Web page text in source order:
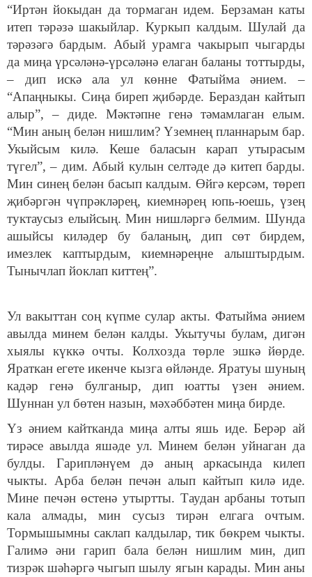
“Иртән йокыдан да тормаган идем. Берзаман каты
итеп тәрәзә шакыйлар. Куркып калдым. Шулай да
тәрәзәгә бардым. Абый урамга чакырып чыгарды
да миңа үрсәләнә-үрсәләнә елаган баланы тоттырды,
– дип искә ала ул көнне Фатыйма әнием. –
“Апаңныкы. Сиңа биреп җибәрде. Бераздан кайтып
алыр”, – диде. Мәктәпне генә тәмамлаган елым.
“Мин аның белән нишлим? Үземнең планнарым бар.
Укыйсым килә. Кеше баласын карап утырасым
түгел”, – дим. Абый кулын селтәде дә китеп барды.
Мин синең белән басып калдым. Өйгә керсәм, төреп
җибәргән чүпрәкләрең, киемнәрең юпь-юешь, үзең
туктаусыз елыйсың. Мин нишләргә белмим. Шунда
ашыйсы киләдер бу баланың, дип сөт бирдем,
имезлек каптырдым, киемнәреңне алыштырдым.
Тынычлап йоклап киттең”.
Ул вакыттан соң күпме сулар акты. Фатыйма әнием
авылда минем белән калды. Укытучы булам, дигән
хыялы күккә очты. Колхозда төрле эшкә йөрде.
Яраткан егете икенче кызга өйләнде. Яратуы шуның
кадәр генә булганыр, дип юатты үзен әнием.
Шуннан ул бөтен назын, мәхәббәтен миңа бирде.
Үз әнием кайтканда миңа алты яшь иде. Берәр ай
тирәсе авылда яшәде ул. Минем белән уйнаган да
булды. Гарипләнүем дә аның аркасында килеп
чыкты. Арба белән печән алып кайтып килә иде.
Мине печән өстенә утыртты. Таудан арбаны тотып
кала алмады, мин сусыз тирән елгага очтым.
Тормышымны саклап калдылар, тик бөкрем чыкты.
Галимә әни гарип бала белән нишлим мин, дип
тизрәк шәһәргә чыгып шылу ягын карады. Мин аны